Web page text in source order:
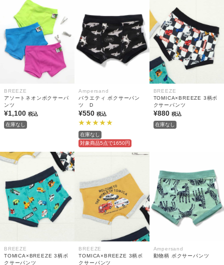
BREEZE
アソートネオンボクサーパ
ンツ
¥1,100 税込
在庫なし
Ampersand
バラエティ ボクサーパン
ツ D
¥550税込
在庫なし
対象商品5点で1650円
BREEZE
TOMICA×BREEZE 3柄ボ
クサーパンツ
¥880 税込
在庫なし
BREEZE
TOMICA×BREEZE 3柄ボ
クサーパンツ
BREEZE
TOMICA×BREEZE 3柄ボ
クサーパンツ
Ampersand
動物柄 ボクサーパンツ